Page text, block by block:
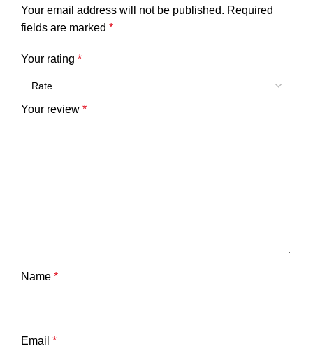
Your email address will not be published. Required
fields are marked *
Your rating *
Your review *
Name *
Email *